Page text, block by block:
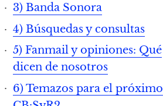
3) Banda Sonora
4) Búsquedas y consultas
5) Fanmail y opiniones: Qué
dicen de nosotros
6) Temazos para el próximo